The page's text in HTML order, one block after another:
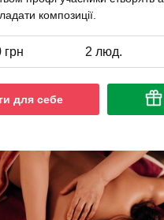
композиції.
грн 2 люд.
для себе